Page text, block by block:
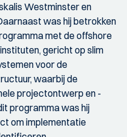
Westminster en
was hij betrokken
met de offshore
gericht op slim
voor de
waarbij de
projectontwerp en -
programma was hij
om implementatie